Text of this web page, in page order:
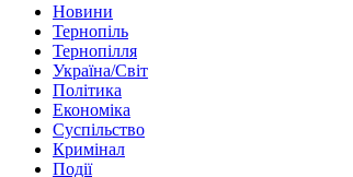
Новини
Тернопіль
Тернопілля
Україна/Світ
Політика
Економіка
Суспільство
Кримінал
Події